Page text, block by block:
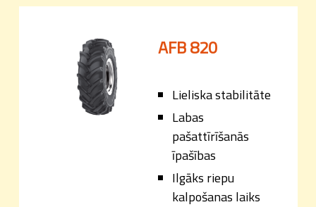
AFB 820
Lieliska stabilitāte
Labas
pašattīrīšanās
īpašības
Ilgāks riepu
kalpošanas laiks